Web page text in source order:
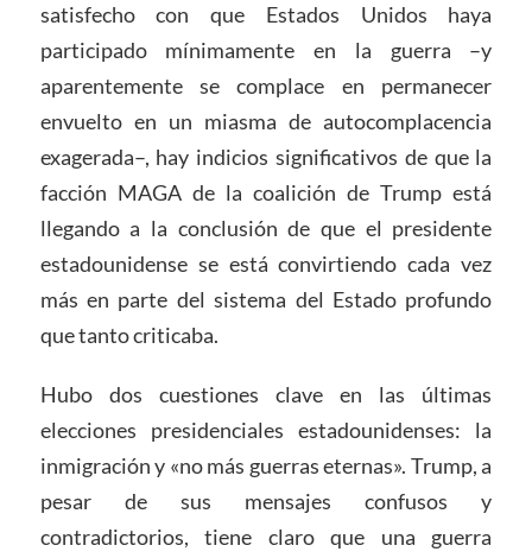
satisfecho con que Estados Unidos haya
participado mínimamente en la guerra –y
aparentemente se complace en permanecer
envuelto en un miasma de autocomplacencia
exagerada–, hay indicios significativos de que la
facción MAGA de la coalición de Trump está
llegando a la conclusión de que el presidente
estadounidense se está convirtiendo cada vez
más en parte del sistema del Estado profundo
que tanto criticaba.
Hubo dos cuestiones clave en las últimas
elecciones presidenciales estadounidenses: la
inmigración y «no más guerras eternas». Trump, a
pesar de sus mensajes confusos y
contradictorios, tiene claro que una guerra